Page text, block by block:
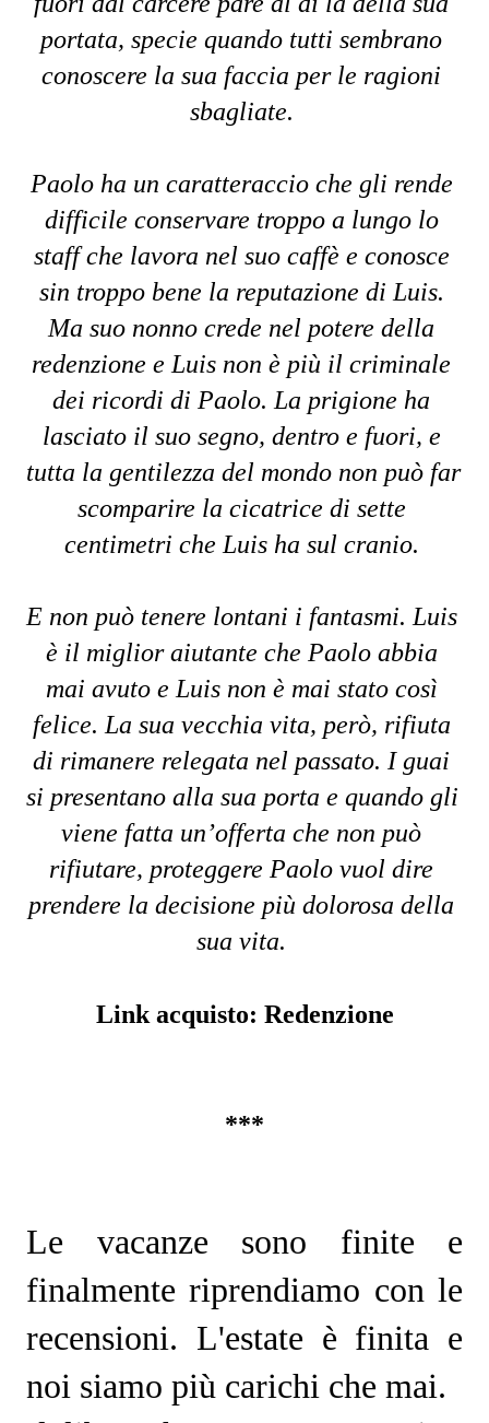
portata, specie quando tutti sembrano
conoscere la sua faccia per le ragioni
sbagliate.
Paolo ha un caratteraccio che gli rende
difficile conservare troppo a lungo lo
staff che lavora nel suo caffè e conosce
sin troppo bene la reputazione di Luis.
Ma suo nonno crede nel potere della
redenzione e Luis non è più il criminale
dei ricordi di Paolo. La prigione ha
lasciato il suo segno, dentro e fuori, e
tutta la gentilezza del mondo non può far
scomparire la cicatrice di sette
centimetri che Luis ha sul cranio.
E non può tenere lontani i fantasmi. Luis
è il miglior aiutante che Paolo abbia
mai avuto e Luis non è mai stato così
felice. La sua vecchia vita, però, rifiuta
di rimanere relegata nel passato. I guai
si presentano alla sua porta e quando gli
viene fatta un’offerta che non può
rifiutare, proteggere Paolo vuol dire
prendere la decisione più dolorosa della
sua vita.
Link acquisto: Redenzione
***
Le vacanze sono finite e
finalmente riprendiamo con le
recensioni. L'estate è finita e
noi siamo più carichi che mai.